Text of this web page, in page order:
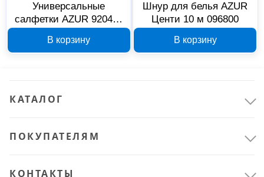
Клининговое оборудование 12
Тряпки и салфетки для уборки 5
Товары для ванной комнаты и туалета
Универсальные
салфетки AZUR 920400
см
В корзину
Шнур для белья AZUR
Центи 10 м 096800
В корзину
КАТАЛОГ
ПОКУПАТЕЛЯМ
КОНТАКТЫ